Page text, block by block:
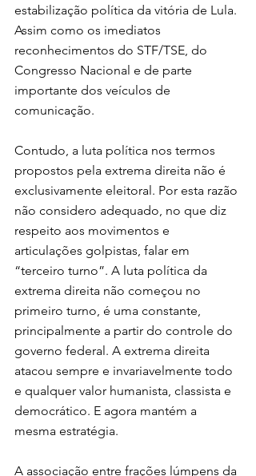
estabilização política da vitória de Lula.
Assim como os imediatos
reconhecimentos do STF/TSE, do
Congresso Nacional e de parte
importante dos veículos de
comunicação.
Contudo, a luta política nos termos
propostos pela extrema direita não é
exclusivamente eleitoral. Por esta razão
não considero adequado, no que diz
respeito aos movimentos e
articulações golpistas, falar em
“terceiro turno”. A luta política da
extrema direita não começou no
primeiro turno, é uma constante,
principalmente a partir do controle do
governo federal. A extrema direita
atacou sempre e invariavelmente todo
e qualquer valor humanista, classista e
democrático. E agora mantém a
mesma estratégia.
A associação entre frações lúmpens da